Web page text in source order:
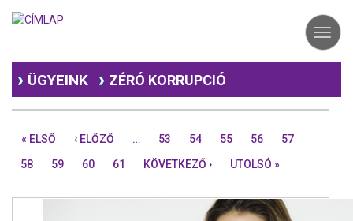
ÜGYEINK ZÉRÓ KORRUPCIÓ
« ELSŐ ‹ ELŐZŐ … 53 54 55 56
57
58
59 60 61 KÖVETKEZŐ › UTOLSÓ »